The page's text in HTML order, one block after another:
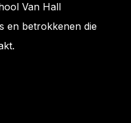
Van Hall
en betrokkenen die